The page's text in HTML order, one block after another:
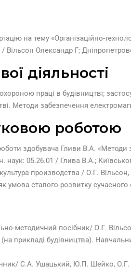
на тему «Організаційно-
Вільсон Олександр Г;
діяльності
праці в будівництві;
Методи забезпечення
роботою
здобувача Гливи В.А.
наук: 05.26.01 / Глива В.А.;
производства / О.Г.
умова сталого розвитку
методичний посібник/ О.Г.
(на прикладі будівництва).
С.А. Ушацький, Ю.П. Шейко,